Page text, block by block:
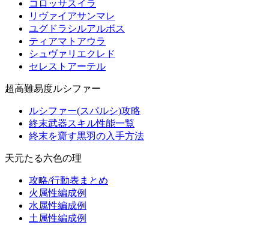
コロッサスイラ
リヴァイアサンマレ
ユグドラシルアルボス
ティアマトアウラ
シュヴァリエクレド
セレストアーテル
超高難易度ルシファー
ルシファー(スパルシ)攻略
終末武器スキル性能一覧
終末を齎す黒羽の入手方法
天元たる六色の理
攻略/行動表まとめ
火属性編成例
水属性編成例
土属性編成例